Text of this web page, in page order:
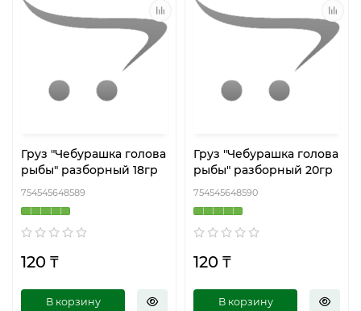
Груз "Чебурашка голова
рыбы" разборный 18гр
754545648589
120 ₸
В корзину
Груз "Чебурашка голова
рыбы" разборный 20гр
754545648590
120 ₸
В корзину